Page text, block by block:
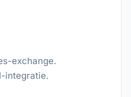
exchange.
integratie.